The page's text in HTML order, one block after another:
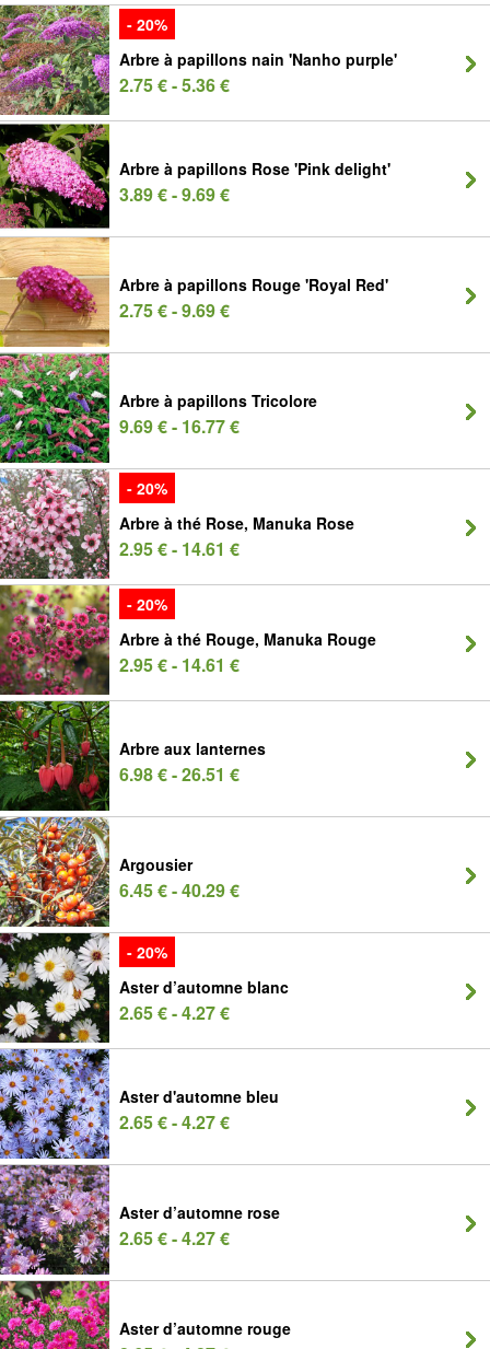
- 20%
Arbre à papillons nain 'Nanho purple'
2.75 € - 5.36 €
Arbre à papillons Rose 'Pink delight'
3.89 € - 9.69 €
Arbre à papillons Rouge 'Royal Red'
2.75 € - 9.69 €
Arbre à papillons Tricolore
9.69 € - 16.77 €
- 20%
Arbre à thé Rose, Manuka Rose
2.95 € - 14.61 €
- 20%
Arbre à thé Rouge, Manuka Rouge
2.95 € - 14.61 €
Arbre aux lanternes
6.98 € - 26.51 €
Argousier
6.45 € - 40.29 €
- 20%
Aster d’automne blanc
2.65 € - 4.27 €
Aster d'automne bleu
2.65 € - 4.27 €
Aster d’automne rose
2.65 € - 4.27 €
Aster d’automne rouge